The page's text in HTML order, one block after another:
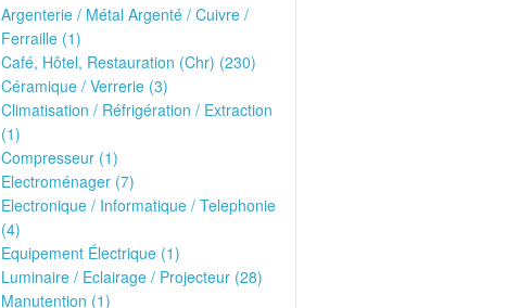
Argenterie / Métal Argenté / Cuivre /
Ferraille (1)
Café, Hôtel, Restauration (Chr) (230)
Céramique / Verrerie (3)
Climatisation / Réfrigération / Extraction
(1)
Compresseur (1)
Electroménager (7)
Electronique / Informatique / Telephonie
(4)
Equipement Électrique (1)
Luminaire / Eclairage / Projecteur (28)
Manutention (1)